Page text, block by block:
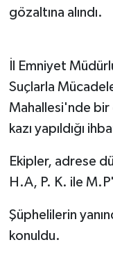
gözaltına alındı.
İl Emniyet
Suçlarla
Mahallesi'nde bir
kazı yapıldığı
Ekipler, adrese
H.A, P. K. ile
Şüphelilerin
konuldu.